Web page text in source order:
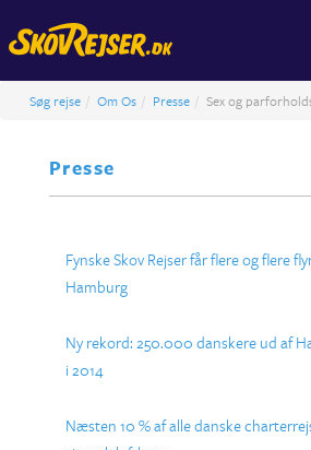
Søg rejse Om Os Presse Sex og
Presse
Fynske Skov Rejser får flere og flere
Hamburg
Ny rekord: 250.000 danskere ud af
i 2014
Næsten 10 % af alle danske